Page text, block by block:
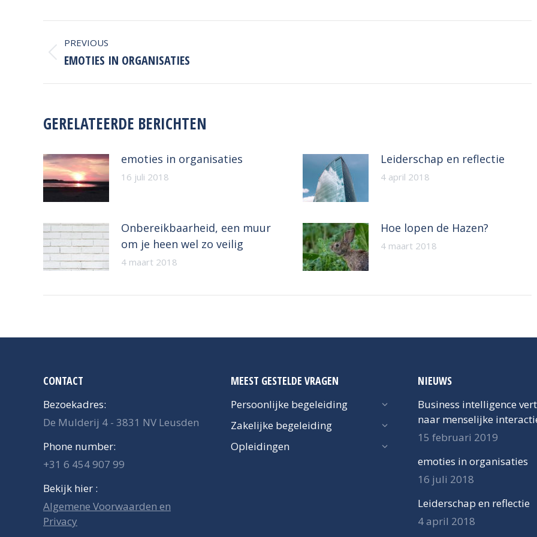
NAVIGATION
PREVIOUS
Previous
EMOTIES IN ORGANISATIES
GERELATEERDE BERICHTEN
emoties in organisaties
16 juli 2018
Leiderschap en reflectie
4 april 2018
Onbereikbaarheid, een muur
om je heen wel zo veilig
4 maart 2018
Hoe lopen de Hazen?
4 maart 2018
CONTACT
Bezoekadres:
De Mulderij 4 - 3831 NV Leusden
Phone number:
+31 6 454 907 99
Bekijk hier :
Algemene Voorwaarden en
Privacy
MEEST GESTELDE VRAGEN
Persoonlijke begeleiding
Zakelijke begeleiding
Opleidingen
NIEUWS
Business intelligence
naar menselijke
15 februari 2019
emoties in organisaties
16 juli 2018
Leiderschap en reflectie
4 april 2018